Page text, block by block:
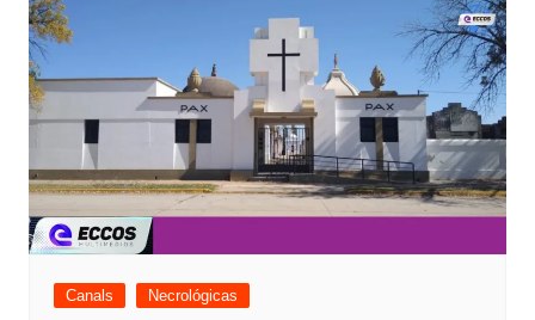
Canals Necrológicas